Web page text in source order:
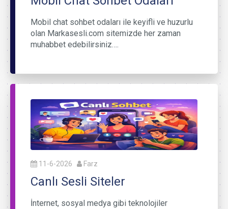
Mobil chat sohbet odaları ile keyifli ve huzurlu
olan Markasesli.com sitemizde her zaman
muhabbet edebilirsiniz….
11-6-2026 Farz
Canlı Sesli Siteler
İnternet, sosyal medya gibi teknolojiler